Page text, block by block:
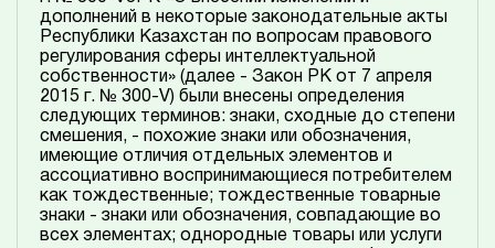
дополнений в некоторые законодательные акты
Республики Казахстан по вопросам правового
регулирования сферы интеллектуальной
собственности» (далее - Закон РК от 7 апреля
2015 г. № 300-V) были внесены определения
следующих терминов: знаки, сходные до степени
смешения, - похожие знаки или обозначения,
имеющие отличия отдельных элементов и
ассоциативно воспринимающиеся потребителем
как тождественные; тождественные товарные
знаки - знаки или обозначения, совпадающие во
всех элементах; однородные товары или услуги